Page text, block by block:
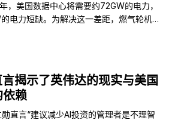
，美国数据中心将需要约72GW的电力，
电力短缺。为解决这一差距，燃气轮机、
揭示了英伟达的现实与美国
赖
直言“建议减少AI投资的管理者是不理智